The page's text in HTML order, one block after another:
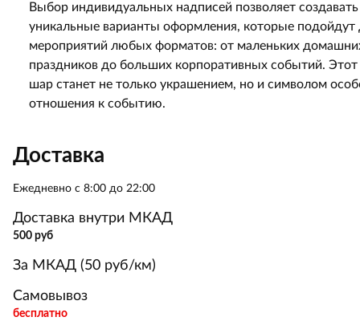
Выбор индивидуальных надписей позволяет создавать
уникальные варианты оформления, которые подойдут
мероприятий любых форматов: от маленьких
праздников до больших корпоративных событий. Этот
шар станет не только украшением, но и символом
отношения к событию.
Доставка
Ежедневно с 8:00 до 22:00
Доставка внутри МКАД
500 руб
За МКАД (50 руб/км)
Самовывоз
бесплатно